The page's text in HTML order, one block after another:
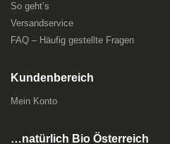
So geht’s
Versandservice
FAQ – Häufig gestellte Fragen
Kundenbereich
Mein Konto
…natürlich Bio Österreich